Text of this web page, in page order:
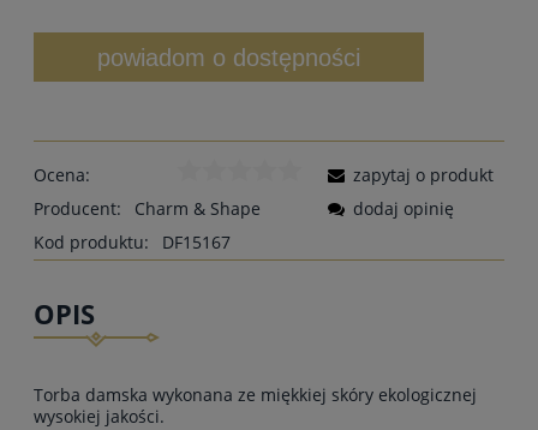
powiadom o dostępności
Ocena:
Producent:
Charm & Shape
Kod produktu:
DF15167
zapytaj o produkt
dodaj opinię
OPIS
Torba damska wykonana ze miękkiej skóry ekologicznej
wysokiej jakości.